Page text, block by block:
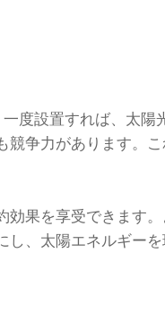
度設置すれば、太陽
競争力があります。
効果を享受できます
、太陽エネルギー